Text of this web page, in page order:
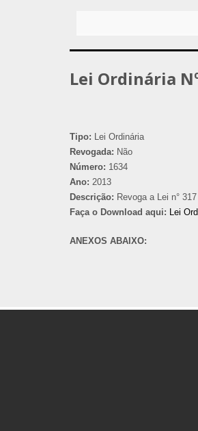
Lei Ordinária
Tipo: Lei Ordinária
Revogada: Não
Número: 1634
Ano: 2013
Descrição: Revoga a Lei n°
Faça o Download aqui: Lei
ANEXOS ABAIXO: